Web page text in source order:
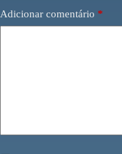
Adicionar comentário *